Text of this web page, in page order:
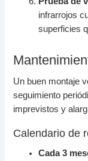
infrarrojos
superficies
Un buen montaje
seguimiento
imprevistos y
Calendario de
Cada 3